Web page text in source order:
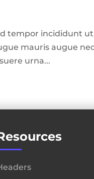
tempor incididunt ut
mauris augue
urna...